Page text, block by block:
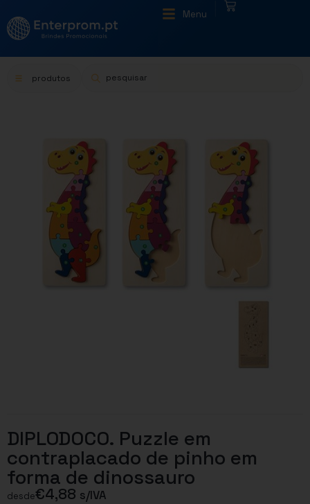
Menu
produtos
DIPLODOCO. Puzzle em
contraplacado de pinho em
forma de dinossauro
desde€4,88 s/IVA